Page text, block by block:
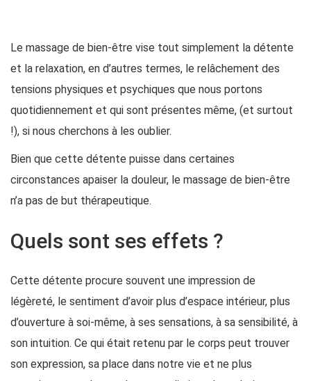
Le massage de bien-être vise tout simplement la détente
et la relaxation, en d’autres termes, le relâchement des
tensions physiques et psychiques que nous portons
quotidiennement et qui sont présentes même, (et surtout
!), si nous cherchons à les oublier.
Bien que cette détente puisse dans certaines
circonstances apaiser la douleur, le massage de bien-être
n’a pas de but thérapeutique.
Quels sont ses effets ?
Cette détente procure souvent une impression de
légèreté, le sentiment d’avoir plus d’espace intérieur, plus
d’ouverture à soi-même, à ses sensations, à sa sensibilité, à
son intuition. Ce qui était retenu par le corps peut trouver
son expression, sa place dans notre vie et ne plus